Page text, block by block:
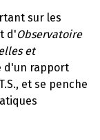
sur les
d'Observatoire
et
d'un rapport
et se penche